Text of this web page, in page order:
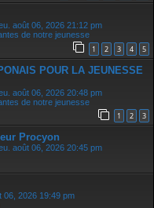
août 06, 2026 21:12 pm
de notre jeunesse
1 2 3 4 5
POUR LA JEUNESSE
août 06, 2026 20:48 pm
de notre jeunesse
1 2 3
Procyon
août 06, 2026 20:45 pm
06, 2026 19:49 pm